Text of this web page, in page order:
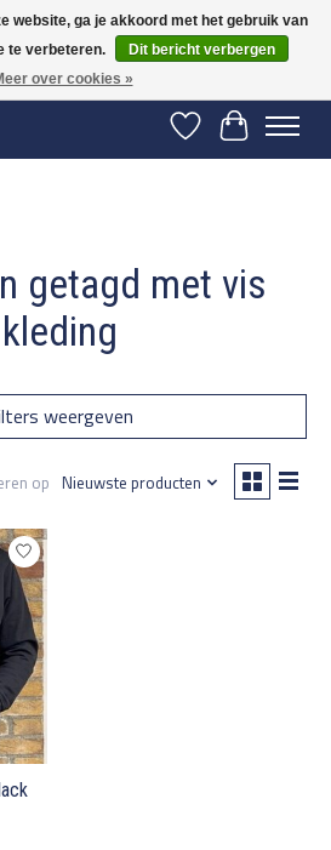
NL | Op voorraad binnen 2-5 werkdagen
verzonden
Verlanglijst
getagd met vis
kleding
weergeven
op Nieuwste producten
website, ga je akkoord met het gebruik van
te verbeteren.
Dit bericht verbergen
over cookies »